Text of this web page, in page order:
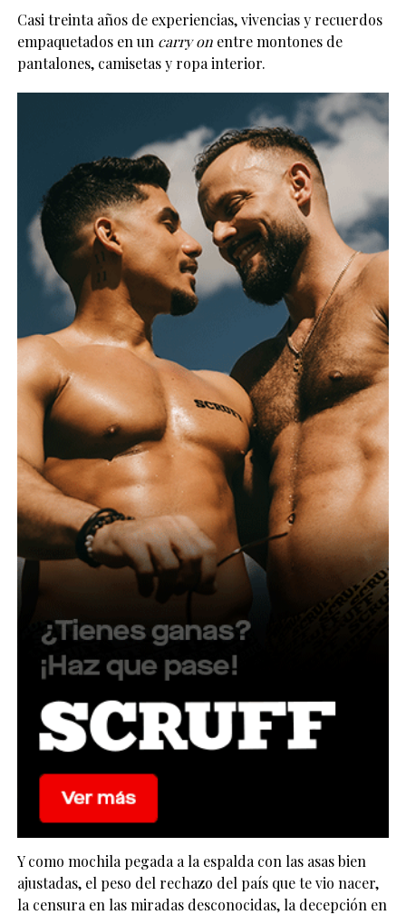
Casi treinta años de experiencias, vivencias y recuerdos
empaquetados en un carry onentre montones de
pantalones, camisetas y ropa interior.
Y como mochila pegada a la espalda con las asas bien
ajustadas, el peso del rechazo del país que te vio nacer,
la censura en las miradas desconocidas, la decepción en